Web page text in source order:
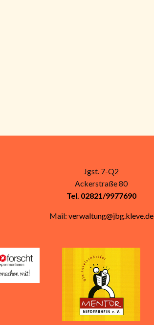
Jgst. 7-Q2
Ackerstraße 80
Tel. 02821/9977690
Mail: verwaltung@jbg.kleve.de